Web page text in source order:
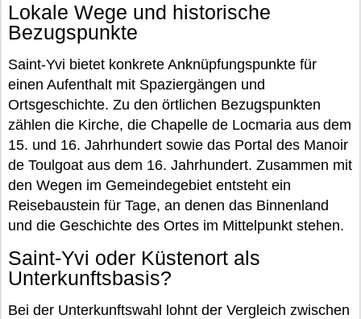
Lokale Wege und historische
Bezugspunkte
Saint-Yvi bietet konkrete Anknüpfungspunkte für
einen Aufenthalt mit Spaziergängen und
Ortsgeschichte. Zu den örtlichen Bezugspunkten
zählen die Kirche, die Chapelle de Locmaria aus dem
15. und 16. Jahrhundert sowie das Portal des Manoir
de Toulgoat aus dem 16. Jahrhundert. Zusammen mit
den Wegen im Gemeindegebiet entsteht ein
Reisebaustein für Tage, an denen das Binnenland
und die Geschichte des Ortes im Mittelpunkt stehen.
Saint-Yvi oder Küstenort als
Unterkunftsbasis?
Bei der Unterkunftswahl lohnt der Vergleich zwischen